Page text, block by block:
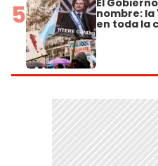
5 nombre: la
en toda la